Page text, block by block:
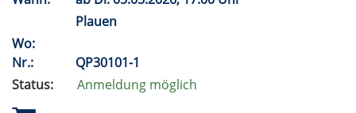
Plauen
Wo:
Nr.:
QP30101-1
Status:
Anmeldung möglich